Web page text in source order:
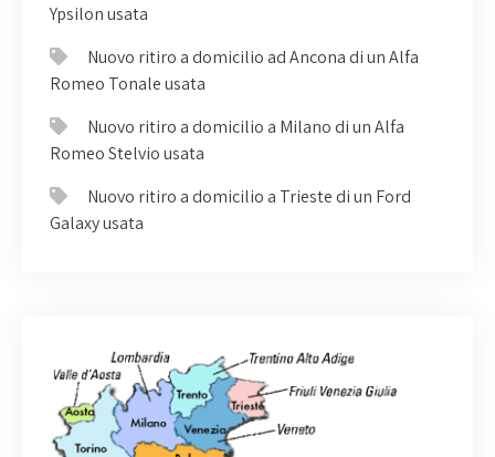
Ypsilon usata
Nuovo ritiro a domicilio ad Ancona di un Alfa
Romeo Tonale usata
Nuovo ritiro a domicilio a Milano di un Alfa
Romeo Stelvio usata
Nuovo ritiro a domicilio a Trieste di un Ford
Galaxy usata